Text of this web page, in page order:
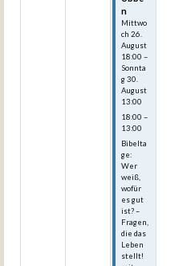
n
Mittwo
ch 26.
August
18:00 –
Sonnta
g30.
August
13:00
18:00 –
13:00
Bibelta
ge:
Wer
weiß,
wofür
es gut
ist? –
Fragen,
die das
Leben
stellt!